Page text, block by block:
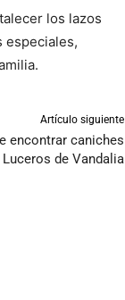
los lazos
especiales,
Artículo siguiente
encontrar caniches
de Vandalia